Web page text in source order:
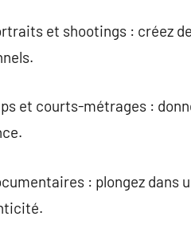
et shootings : créez
et courts-métrages :
: plongez dans